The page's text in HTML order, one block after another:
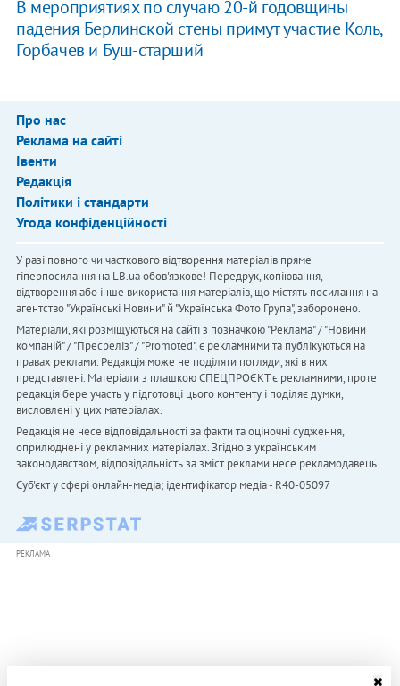
В мероприятиях по случаю 20-й годовщины
падения Берлинской стены примут участие Коль,
Горбачев и Буш-старший
Про нас
Реклама на сайті
Івенти
Редакція
Політики і стандарти
Угода конфіденційності
У разі повного чи часткового відтворення матеріалів пряме
гіперпосилання на LB.ua обов'язкове! Передрук, копіювання,
відтворення або інше використання матеріалів, що містять посилання на
агентство "Українськi Новини" й "Українська Фото Група", заборонено.
Матеріали, які розміщуються на сайті з позначкою "Реклама" / "Новини
компаній" / "Пресреліз" / "Promoted", є рекламними та публікуються на
правах реклами. Редакція може не поділяти погляди, які в них
представлені. Матеріали з плашкою СПЕЦПРОЄКТ є рекламними, проте
редакція бере участь у підготовці цього контенту і поділяє думки,
висловлені у цих матеріалах.
Редакція не несе відповідальності за факти та оціночні судження,
оприлюднені у рекламних матеріалах. Згідно з українським
законодавством, відповідальність за зміст реклами несе рекламодавець.
Cуб'єкт у сфері онлайн-медіа; ідентифікатор медіа - R40-05097
РЕКЛАМА